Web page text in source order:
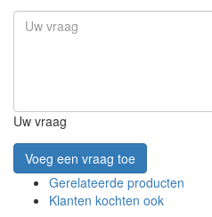
Uw vraag
Voeg een vraag toe
Gerelateerde producten
Klanten kochten ook